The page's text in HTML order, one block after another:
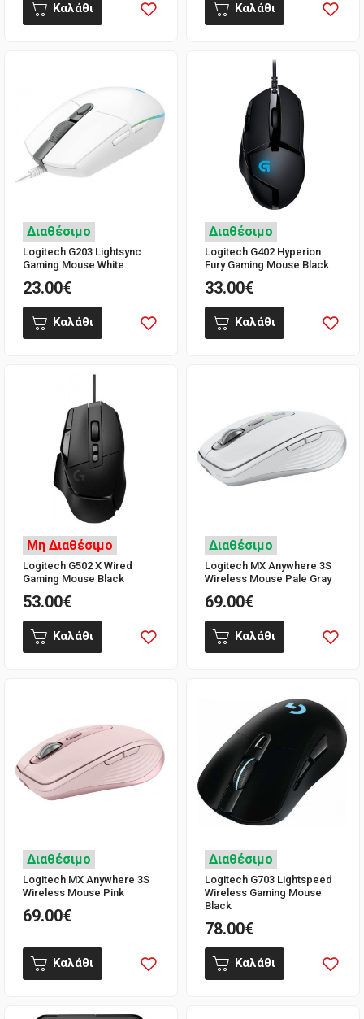
Καλάθι Καλάθι
Διαθέσιμο
Logitech G203 Lightsync
Gaming Mouse White
23.00€
Καλάθι
Διαθέσιμο
Logitech G402 Hyperion
Fury Gaming Mouse Black
33.00€
Καλάθι
Μη Διαθέσιμο
Logitech G502 X Wired
Gaming Mouse Black
53.00€
Καλάθι
Διαθέσιμο
Logitech MX Anywhere 3S
Wireless Mouse Pale Gray
69.00€
Καλάθι
Διαθέσιμο
Logitech MX Anywhere 3S
Wireless Mouse Pink
69.00€
Καλάθι
Διαθέσιμο
Logitech G703 Lightspeed
Wireless Gaming Mouse
Black
78.00€
Καλάθι